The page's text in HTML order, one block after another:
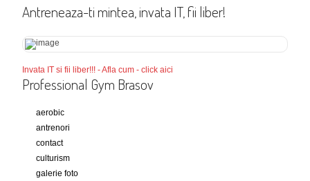
Antreneaza-ti mintea, invata IT, fii liber!
Invata IT si fii liber!!! - Afla cum - click aici
Professional Gym Brasov
aerobic
antrenori
contact
culturism
galerie foto